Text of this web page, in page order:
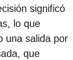
significó
lo que
una salida por
que